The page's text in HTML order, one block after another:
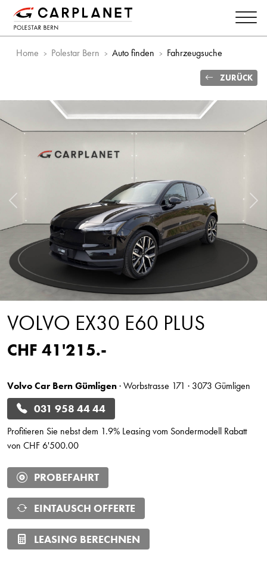
Home Polestar Bern Auto finden Fahrzeugsuche
ZURÜCK
Vorheriges Bild
VOLVO EX30 E60 PLUS
CHF 41'215.-
Volvo Car Bern Gümligen· Worbstrasse 171 · 3073 Gümligen
031 958 44 44
Profitieren Sie nebst dem 1.9% Leasing vom Sondermodell Rabatt
von CHF 6'500.00
PROBEFAHRT
EINTAUSCH OFFERTE
LEASING BERECHNEN